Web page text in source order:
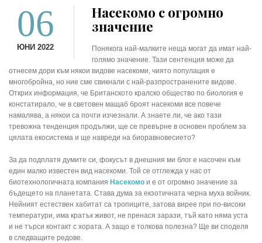
06
ЮНИ 2022
Насекомо с огромно
значение
Понякога най-малките неща могат да имат най-
голямо значение. Тази сентенция може да
отнесем дори към някои видове насекоми, чиято популация е
многобройна, но ние сме свикнали с най-разпространените видове.
Открих информация, че Британското кралско общество по биология е
констатирало, че в световен мащаб броят насекоми все повече
намалява, а някои са почти изчезнали. А знаете ли, че ако тази
тревожна тенденция продължи, ще се превърне в основен проблем за
цялата екосистема и ще навреди на биоравновесието?
За да подплатя думите си, фокусът в днешния ми блог е насочен към
един малко известен вид насекоми. Той се отглежда у нас от
биотехнологичната компания Насекомо и е от огромно значение за
бъдещето на планетата. Става дума за екзотичната черна муха войник.
Нейният естествен хабитат са тропиците, затова вирее при по-високи
температури, има кратък живот, не пренася зарази, тъй като няма уста
и не търси контакт с хората. А защо е толкова полезна? Ще ви споделя
в следващите редове.